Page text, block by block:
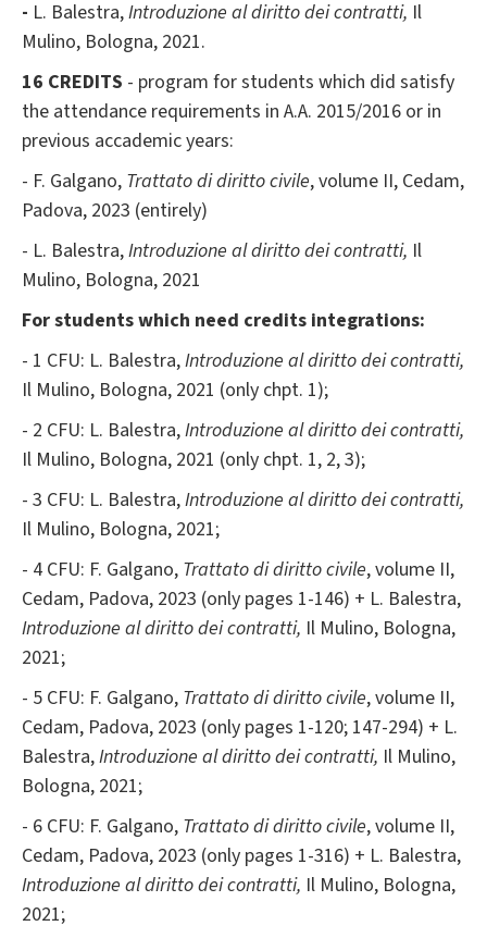
- L. Balestra,Introduzione al diritto dei contratti, Il
Mulino, Bologna, 2021.
16 CREDITS - program for students which did satisfy
the attendance requirements in A.A. 2015/2016 or in
previous accademic years:
- F. Galgano, Trattato di diritto civile, volume II, Cedam,
Padova, 2023 (entirely)
- L. Balestra,Introduzione al diritto dei contratti, Il
Mulino, Bologna, 2021
For students which need credits integrations:
- 1 CFU: L. Balestra,Introduzione al diritto dei contratti,
Il Mulino, Bologna, 2021 (only chpt. 1);
- 2 CFU: L. Balestra,Introduzione al diritto dei contratti,
Il Mulino, Bologna, 2021 (only chpt. 1, 2, 3);
- 3 CFU: L. Balestra,Introduzione al diritto dei contratti,
Il Mulino, Bologna, 2021;
- 4 CFU: F. Galgano, Trattato di diritto civile, volume II,
Cedam, Padova, 2023 (only pages 1-146) + L. Balestra,
Introduzione al diritto dei contratti, Il Mulino, Bologna,
2021;
- 5 CFU: F. Galgano, Trattato di diritto civile, volume II,
Cedam, Padova, 2023 (only pages 1-120; 147-294) + L.
Balestra,Introduzione al diritto dei contratti, Il Mulino,
Bologna, 2021;
- 6 CFU: F. Galgano, Trattato di diritto civile, volume II,
Cedam, Padova, 2023 (only pages 1-316) + L. Balestra,
Introduzione al diritto dei contratti, Il Mulino, Bologna,
2021;